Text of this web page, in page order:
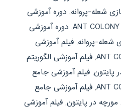
شعله-پروانه, دوره آموزشی
, دوره آموزشی
شعله-پروانه, فیلم آموزشی
ANT
, فیلم آموزشی الگوریتم
پایتون, فیلم آموزشی جامع
ANT
, فیلم آموزشی جامع
مورچه در پایتون, فیلم آموزشی